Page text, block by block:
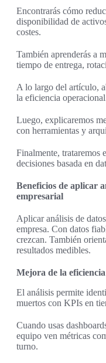
Encontrarás cómo
disponibilidad de
costes.
También aprenderás a
tiempo de entrega,
A lo largo del artículo,
la eficiencia
Luego, explicaremos
con herramientas y
Finalmente, trataremos
decisiones basada en
Beneficios de aplicar
empresarial
Aplicar análisis de
empresa. Con datos
crezcan. También
resultados medibles.
Mejora de la
El análisis permite
muertos con KPIs en
Cuando usas
equipo ven métricas
turno.